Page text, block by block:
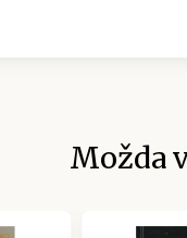
Možda